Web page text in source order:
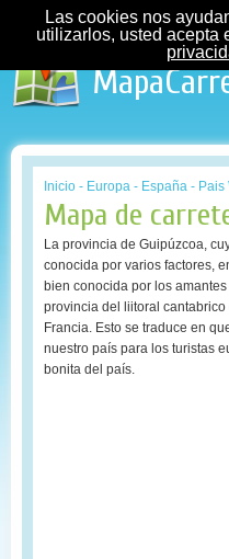
Inicio - Europa - España - Pais
Mapa de
La provincia de Guipúzcoa,
conocida por varios factores,
bien conocida por los
provincia del liitoral
Francia. Esto se traduce en
nuestro país para los turistas
bonita del país.
Las cookies nos
utilizarlos, usted acepta